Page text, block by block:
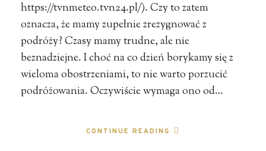
https://tvnmeteo.tvn24.pl/). Czy to zatem
oznacza, że mamy zupełnie zrezygnować z
podróży? Czasy mamy trudne, ale nie
beznadziejne. I choć na co dzień borykamy się z
wieloma obostrzeniami, to nie warto porzucić
podróżowania. Oczywiście wymaga ono od…
CONTINUE READING